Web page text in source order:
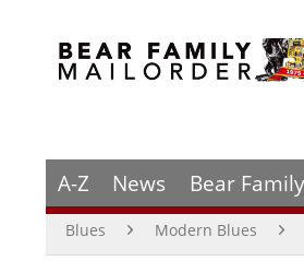
A-Z News Bear Family
Blues Modern Blues